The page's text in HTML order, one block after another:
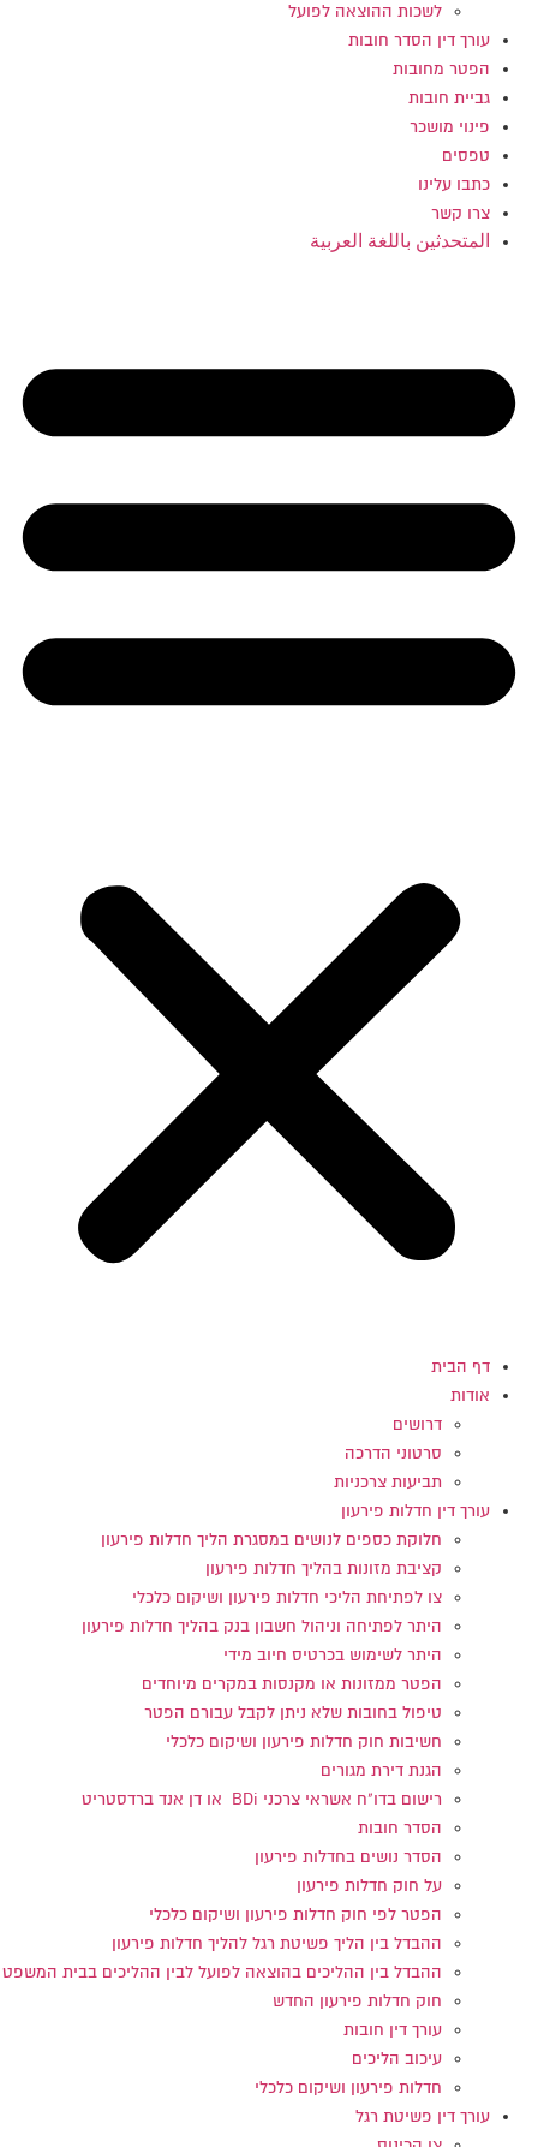
לשכות ההוצאה לפועל
עורך דין הסדר חובות
הפטר מחובות
גביית חובות
פינוי מושכר
טפסים
כתבו עלינו
צרו קשר
المتحدثين باللغة العربية
דף הבית
אודות
דרושים
סרטוני הדרכה
תביעות צרכניות
עורך דין חדלות פירעון
חלוקת כספים לנושים במסגרת הליך חדלות פירעון
קציבת מזונות בהליך חדלות פירעון
צו לפתיחת הליכי חדלות פירעון ושיקום כלכלי
היתר לפתיחה וניהול חשבון בנק בהליך חדלות פירעון
היתר לשימוש בכרטיס חיוב מידי
הפטר ממזונות או מקנסות במקרים מיוחדים
טיפול בחובות שלא ניתן לקבל עבורם הפטר
חשיבות חוק חדלות פירעון ושיקום כלכלי
הגנת דירת מגורים
רישום בדו"ח אשראי צרכני BDi או דן אנד ברדסטריט
הסדר חובות
הסדר נושים בחדלות פירעון
על חוק חדלות פירעון
הפטר לפי חוק חדלות פירעון ושיקום כלכלי
ההבדל בין הליך פשיטת רגל להליך חדלות פירעון
ההבדל בין ההליכים בהוצאה לפועל לבין ההליכים בבית המשפט
חוק חדלות פירעון החדש
עורך דין חובות
עיכוב הליכים
חדלות פירעון ושיקום כלכלי
עורך דין פשיטת רגל